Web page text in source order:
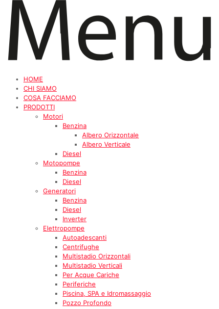
HOME
CHI SIAMO
COSA FACCIAMO
PRODOTTI
Motori
Benzina
Albero Orizzontale
Albero Verticale
Diesel
Motopompe
Benzina
Diesel
Generatori
Benzina
Diesel
Inverter
Elettropompe
Autoadescanti
Centrifughe
Multistadio Orizzontali
Multistadio Verticali
Per Acque Cariche
Periferiche
Piscina, SPA e Idromassaggio
Pozzo Profondo